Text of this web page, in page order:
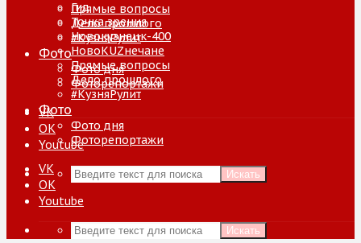
Прямые вопросы
Дело прошлого
#КузняРулит
Фото
Фото дня
Фоторепортажи
VK
ОК
Youtube
Искать
Гид
Точка зрения
Новокузнецк-400
НовоKUZнечане
Прямые вопросы
Дело прошлого
#КузняРулит
Фото
Фото дня
Фоторепортажи
VK
ОК
Youtube
Искать